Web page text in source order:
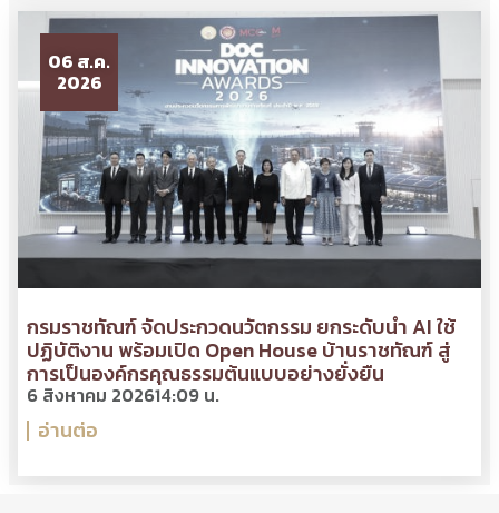
06 ส.ค.
2026
กรมราชทัณฑ์ จัดประกวดนวัตกรรม ยกระดับนำ AI ใช้
ปฏิบัติงาน พร้อมเปิด Open House บ้านราชทัณฑ์ สู่
การเป็นองค์กรคุณธรรมต้นแบบอย่างยั่งยืน
6 สิงหาคม 202614:09 น.
อ่านต่อ